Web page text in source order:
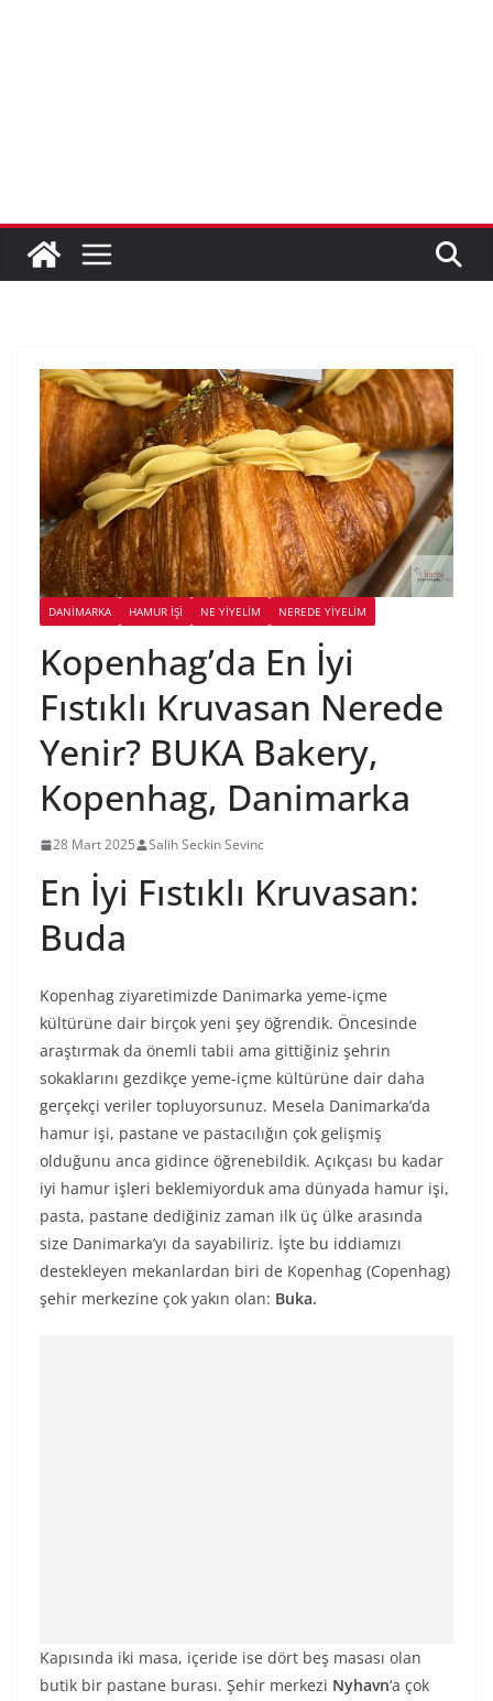
DANIMARKA HAMUR İŞI NE YİYELİM NEREDE YİYELİM
Kopenhag’da En İyi
Fıstıklı Kruvasan Nerede
Yenir? BUKA Bakery,
Kopenhag, Danimarka
28 Mart 2025 Salih Seckin Sevinc
En İyi Fıstıklı Kruvasan:
Buda
Kopenhag ziyaretimizde Danimarka yeme-içme
kültürüne dair birçok yeni şey öğrendik. Öncesinde
araştırmak da önemli tabii ama gittiğiniz şehrin
sokaklarını gezdikçe yeme-içme kültürüne dair daha
gerçekçi veriler topluyorsunuz. Mesela Danimarka’da
hamur işi, pastane ve pastacılığın çok gelişmiş
olduğunu anca gidince öğrenebildik. Açıkçası bu kadar
iyi hamur işleri beklemiyorduk ama dünyada hamur işi,
pasta, pastane dediğiniz zaman ilk üç ülke arasında
size Danimarka’yı da sayabiliriz. İşte bu iddiamızı
destekleyen mekanlardan biri de Kopenhag (Copenhag)
şehir merkezine çok yakın olan: Buka.
Kapısında iki masa, içeride ise dört beş masası olan
butik bir pastane burası. Şehir merkezi Nyhavn‘a çok